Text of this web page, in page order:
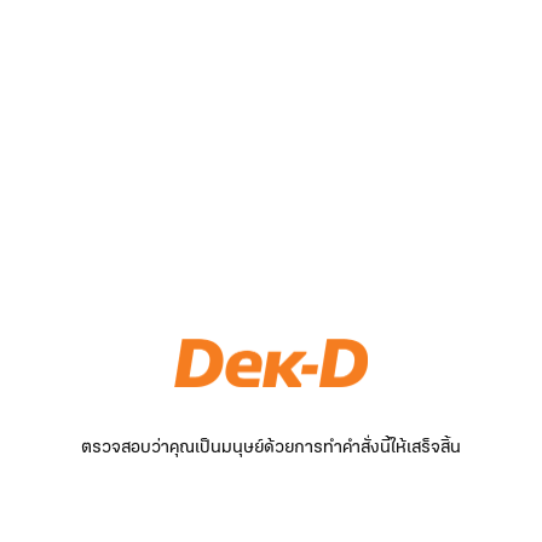
ตรวจสอบว่าคุณเป็นมนุษย์ด้วยการทำคำสั่งนี้ให้เสร็จสิ้น